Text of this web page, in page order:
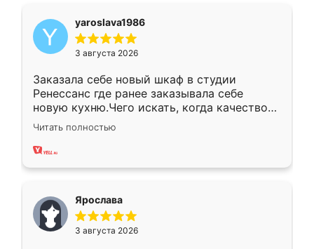
yaroslava1986
3 августа 2026
Заказала себе новый шкаф в студии
Ренессанс где ранее заказывала себе
новую кухню.Чего искать, когда качеством
вполне довольна. Служит кухня уже почти
два года, нареканий нет.
Читать полностью
Ярослава
3 августа 2026